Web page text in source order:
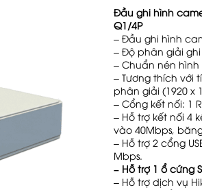
Đầu ghi hình
Q1/4P
– Đầu ghi hình
– Độ phân giải
– Chuẩn nén hình
– Tương thích với
phân giải (1920 x
– Cổng kết nối: 1
– Hỗ trợ kết nối 4
vào 40Mbps,
– Hỗ trợ 2 cổng
Mbps.
– Hỗ trợ 1 ổ cứng
– Hỗ trợ dịch vụ